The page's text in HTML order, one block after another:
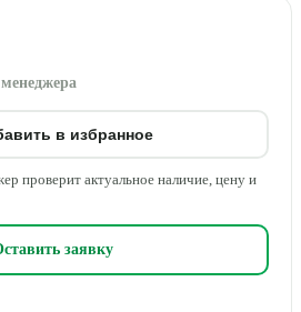
в избранное
проверит актуальное наличие, цену и
заявку